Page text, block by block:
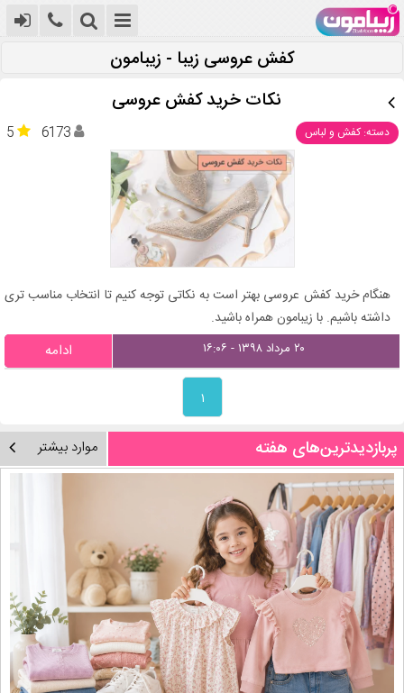
کفش عروسی زیبا - زیبامون
نکات خرید کفش عروسی
دسته: کفش و لباس 5 6173
هنگام خرید کفش عروسی بهتر است به نکاتی توجه کنیم تا انتخاب مناسب تری
داشته باشیم. با زیبامون همراه باشید.
۲۰ مرداد ۱۳۹۸ - ۱۶:۰۶ ادامه
۱
پربازدیدترین‌های هفته موارد بیشتر